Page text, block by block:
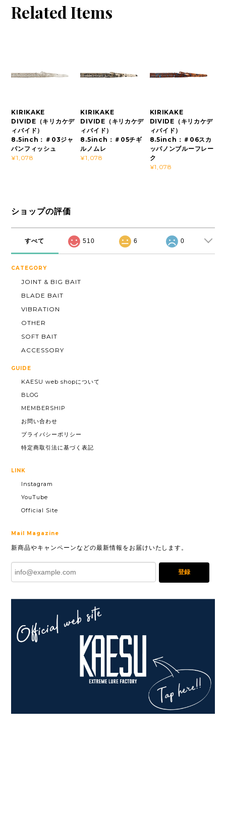
Related Items
KIRIKAKE
DIVIDE（キリカケデ
ィバイド）
8.5inch：＃03ジャ
パンフィッシュ
¥1,078
KIRIKAKE
DIVIDE（キリカケデ
ィバイド）
8.5inch：＃05チギ
ルノムレ
¥1,078
KIRIKAKE
DIVIDE（キリカケデ
ィバイド）
8.5inch：＃06スカ
ッパノンブルーフレー
ク
¥1,078
ショップの評価
すべて 510 6 0
CATEGORY
JOINT & BIG BAIT
BLADE BAIT
VIBRATION
OTHER
SOFT BAIT
ACCESSORY
GUIDE
KAESU web shopについて
BLOG
MEMBERSHIP
お問い合わせ
プライバシーポリシー
特定商取引法に基づく表記
LINK
Instagram
YouTube
Official Site
Mail Magazine
新商品やキャンペーンなどの最新情報をお届けいたします。
登録